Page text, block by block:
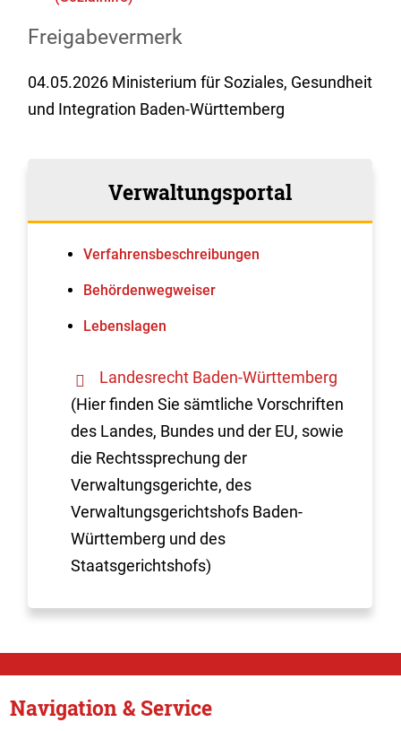
Freigabevermerk
04.05.2026 Ministerium für Soziales, Gesundheit
und Integration Baden-Württemberg
Verwaltungsportal
Verfahrens­beschreibungen
Behördenwegweiser
Lebenslagen
Landesrecht Baden-Württemberg
(Hier finden Sie sämtliche Vorschriften
des Landes, Bundes und der EU, sowie
die Rechtssprechung der
Verwaltungsgerichte, des
Verwaltungsgerichtshofs Baden-
Württemberg und des
Staatsgerichtshofs)
Navigation & Service